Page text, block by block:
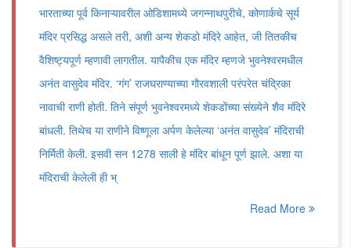
भारताच्या पूर्व किनाऱ्यावरील ओडिशामध्ये जगन्नाथपुरीचे, कोणार्कचे सूर्य
मंदिर प्रसिद्ध असले तरी, अशी अन्य शेकडो मंदिरे आहेत, जी तितकीच
वैशिष्ट्यपूर्ण म्हणावी लागतील. यापैकीच एक मंदिर म्हणजे भुवनेश्वरमधील
अनंत वासुदेव मंदिर. ‌‘गंग‌’ राजघराण्याच्या गौरवशाली परंपरेत चंद्रिका
नावाची राणी होती. तिने संपूर्ण भुवनेश्वरमध्ये शेकडोंच्या संख्येने शैव मंदिरे
बांधली. तिथेच या राणीने विष्णूला अर्पण केलेल्या ‌‘अनंत वासुदेव‌’ मंदिराची
निर्मिती केली. इसवी सन 1278 साली हे मंदिर बांधून पूर्ण झाले. अशा या
मंदिराची केलेली ही भ्
Read More